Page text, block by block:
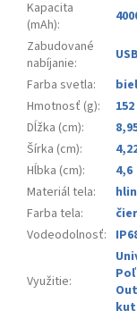
Kapacita
(mAh):
Zabudované
nabíjanie:
Farba svetla:
Hmotnosť (g):
152
Dĺžka (cm):
Šírka (cm):
Hĺbka (cm):
4,6
Materiál tela:
Farba tela:
Vodeodolnosť:
Využitie: